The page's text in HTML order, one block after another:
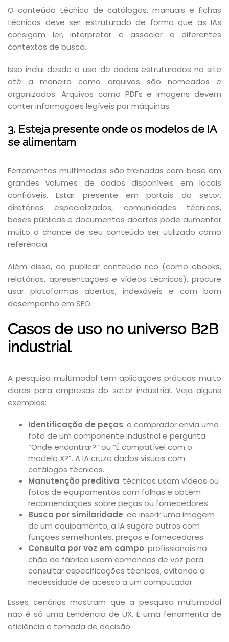
O conteúdo técnico de catálogos, manuais e fichas
técnicas deve ser estruturado de forma que as IAs
consigam ler, interpretar e associar a diferentes
contextos de busca.
Isso inclui desde o uso de dados estruturados no site
até a maneira como arquivos são nomeados e
organizados. Arquivos como PDFs e imagens devem
conter informações legíveis por máquinas.
3. Esteja presente onde os modelos de IA
se alimentam
Ferramentas multimodais são treinadas com base em
grandes volumes de dados disponíveis em locais
confiáveis. Estar presente em portais do setor,
diretórios especializados, comunidades técnicas,
bases públicas e documentos abertos pode aumentar
muito a chance de seu conteúdo ser utilizado como
referência.
Além disso, ao publicar conteúdo rico (como ebooks,
relatórios, apresentações e vídeos técnicos), procure
usar plataformas abertas, indexáveis e com bom
desempenho em SEO.
Casos de uso no universo B2B
industrial
A pesquisa multimodal tem aplicações práticas muito
claras para empresas do setor industrial. Veja alguns
exemplos:
Identificação de peças: o comprador envia uma
foto de um componente industrial e pergunta
“Onde encontrar?” ou “É compatível com o
modelo X?”. A IA cruza dados visuais com
catálogos técnicos.
Manutenção preditiva: técnicos usam vídeos ou
fotos de equipamentos com falhas e obtêm
recomendações sobre peças ou fornecedores.
Busca por similaridade: ao inserir uma imagem
de um equipamento, a IA sugere outros com
funções semelhantes, preços e fornecedores.
Consulta por voz em campo: profissionais no
chão de fábrica usam comandos de voz para
consultar especificações técnicas, evitando a
necessidade de acesso a um computador.
Esses cenários mostram que a pesquisa multimodal
não é só uma tendência de UX. É uma ferramenta de
eficiência e tomada de decisão.